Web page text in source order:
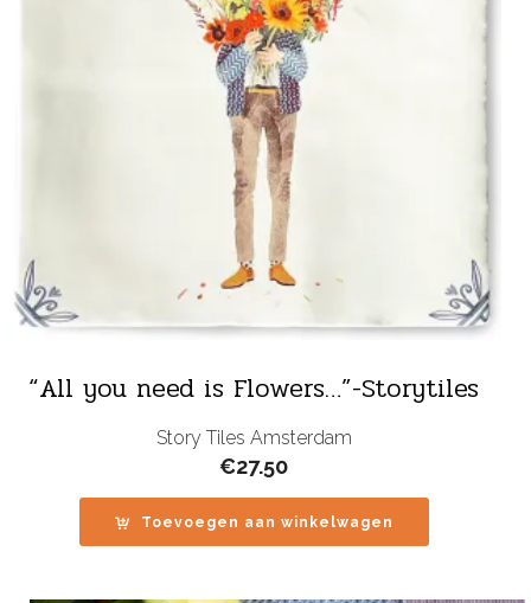
“All you need is Flowers…”-Storytiles
Story Tiles Amsterdam
€27.50
Toevoegen aan winkelwagen